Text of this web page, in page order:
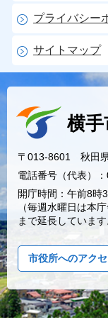
プライバシー
サイトマップ
横
〒013-8601 秋田
電話番号（代表）
開庁時間：午前8時
（毎週水曜日は本
まで延長しています
市役所へのアク